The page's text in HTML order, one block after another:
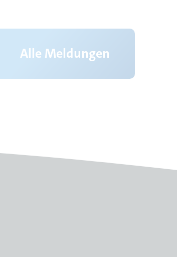
Alle Meldungen